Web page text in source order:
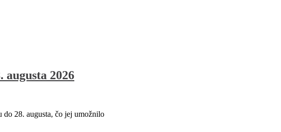
2026
28. augusta, čo jej umožnilo